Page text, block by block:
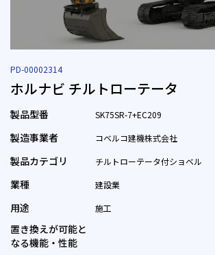
PD-00002314
ホルナビ チルトローテータ
製品型番 SK75SR-7+EC209
製造事業者 コベルコ建機株式会社
製品カテゴリ チルトローテータ付ショベル
業種 建設業
用途 施工
置き換えが可能と
なる機能・性能